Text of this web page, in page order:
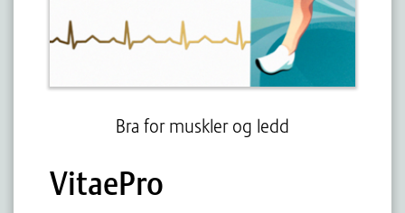
Bra for muskler og ledd
VitaePro